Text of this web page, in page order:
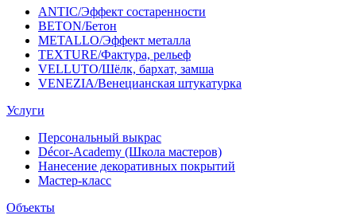
ANTIC/Эффект состаренности
BETON/Бетон
METALLO/Эффект металла
TEXTURE/Фактура, рельеф
VELLUTO/Шёлк, бархат, замша
VENEZIA/Венецианская штукатурка
Услуги
Персональный выкрас
Décor-Academy (Школа мастеров)
Нанесение декоративных покрытий
Мастер-класс
Объекты